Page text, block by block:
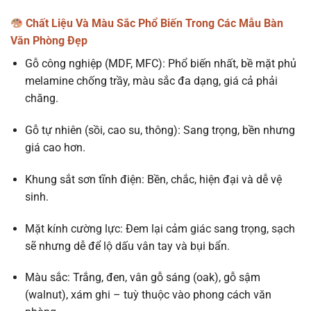
Chất Liệu Và Màu Sắc Phổ Biến Trong Các Mẫu Bàn
Văn Phòng Đẹp
Gỗ công nghiệp (MDF, MFC): Phổ biến nhất, bề mặt phủ
melamine chống trầy, màu sắc đa dạng, giá cả phải
chăng.
Gỗ tự nhiên (sồi, cao su, thông): Sang trọng, bền nhưng
giá cao hơn.
Khung sắt sơn tĩnh điện: Bền, chắc, hiện đại và dễ vệ
sinh.
Mặt kính cường lực: Đem lại cảm giác sang trọng, sạch
sẽ nhưng dễ để lộ dấu vân tay và bụi bẩn.
Màu sắc: Trắng, đen, vân gỗ sáng (oak), gỗ sậm
(walnut), xám ghi – tuỳ thuộc vào phong cách văn